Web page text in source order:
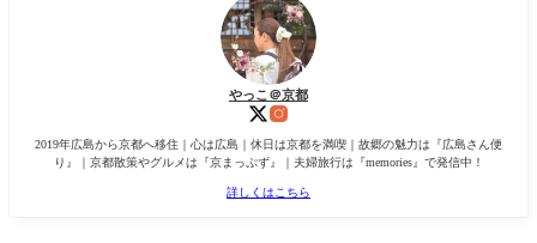
やっこ＠京都
2019年広島から京都へ移住｜心は広島｜休日は京都を満喫｜故郷の魅力は『広島さん便
り』｜京都散策やグルメは『京まっぷず』｜夫婦旅行は『memories』で発信中！
詳しくはこちら